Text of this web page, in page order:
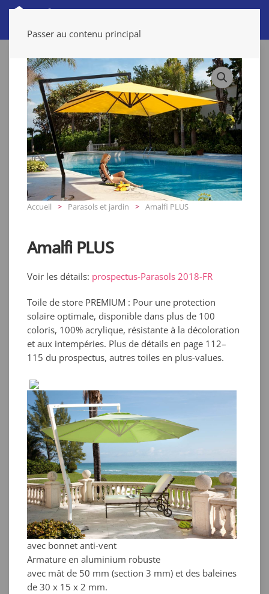
Passer au contenu principal
Accueil Parasols et jardin Amalfi PLUS
Amalfi PLUS
Voir les détails: prospectus-Parasols 2018-FR
Toile de store PREMIUM : Pour une protection
solaire optimale, disponible dans plus de 100
coloris, 100% acrylique, résistante à la décoloration
et aux intempéries. Plus de détails en page 112–
115 du prospectus, autres toiles en plus-values.
avec bonnet anti-vent
Armature en aluminium robuste
avec mât de 50 mm (section 3 mm) et des baleines
de 30 x 15 x 2 mm.